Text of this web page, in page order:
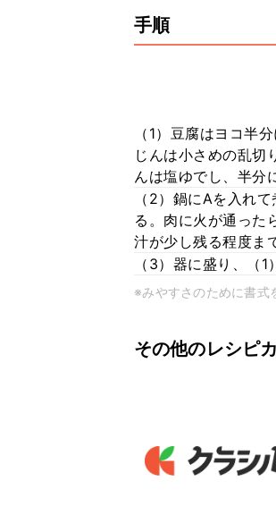
手順
（1）豆腐はヨコ半
じんは小さめの乱切
んは塩ゆでし、半分
（2）鍋にAを入れ
る。肉に火が通った
汁が少し残る程度ま
（3）器に盛り、（1
※みやすさのために書式
その他のレシピ